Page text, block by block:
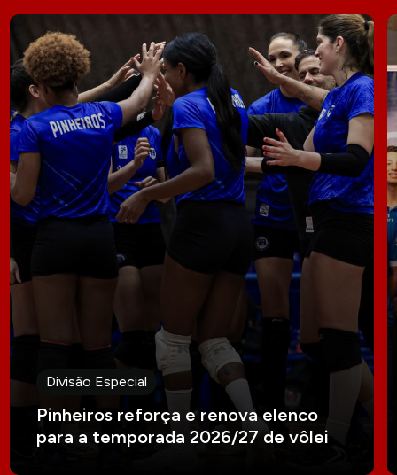
Divisão Especial
Pinheiros reforça e renova elenco
para a temporada 2026/27 de vôlei